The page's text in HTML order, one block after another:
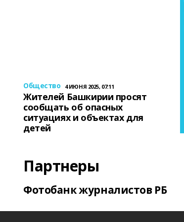
Общество 4 ИЮНЯ 2025, 07:11
Жителей Башкирии просят
сообщать об опасных
ситуациях и объектах для
детей
Партнеры
Фотобанк журналистов РБ